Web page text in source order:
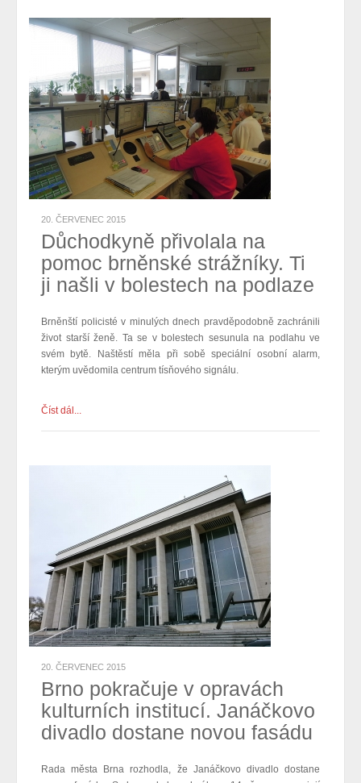
20. ČERVENEC 2015
Důchodkyně přivolala na
pomoc brněnské strážníky. Ti
ji našli v bolestech na podlaze
Brněnští policisté v minulých dnech pravděpodobně zachránili
život starší ženě. Ta se v bolestech sesunula na podlahu ve
svém bytě. Naštěstí měla při sobě speciální osobní alarm,
kterým uvědomila centrum tísňového signálu.
Číst dál...
20. ČERVENEC 2015
Brno pokračuje v opravách
kulturních institucí. Janáčkovo
divadlo dostane novou fasádu
Rada města Brna rozhodla, že Janáčkovo divadlo dostane